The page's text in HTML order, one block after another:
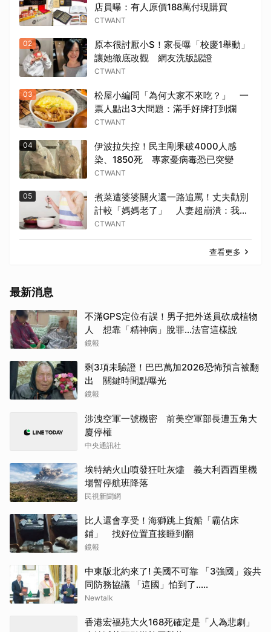
店員曝：有人原價188萬付現購買
CTWANT
02
原本很討厭小S！家長曝「校慶1舉動」
讓她徹底改觀 網友洗版認證
CTWANT
03
松屋小編問「為何大家不來吃？」 一
票人點出3大問題：滿手好牌打到爛
CTWANT
04
伊波拉失控！民主剛果破4000人感
染、1850死 專家憂病毒恐已突變
CTWANT
05
煮菜遭婆婆關火還一路追罵！丈夫勸別
計較「媽媽老了」 人妻超崩潰：我像
台傭
CTWANT
查看更多
最新消息
不滿GPS定位有誤！男子把外送員砍成植物
人 想靠「精神病」脫罪…法官這樣說
鏡報
剩3項未驗證！巴巴萬加2026恐怖預言被翻
出 關鍵時間點曝光
鏡報
涉洩空軍一號機密 前美空軍部長遭五角大
廈停權
中央通訊社
埃特納火山噴發狂吐灰燼 義大利西西里機
場暫停航班降落
民視新聞網
比人還會享受！海獅跳上貨船「霸佔床
鋪」 找好位置直接睡到翻
鏡報
中東版北約來了! 美國不可靠 「3強國」簽共
同防務協議 「這國」怕到了.....
Newtalk
香港宏福苑大火168死確定是「人為悲劇」